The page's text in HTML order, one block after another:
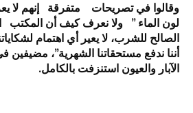
وقالوا في تصريحات متفرقة إنهم لا
لون الماء ” ولا نعرف كيف أن المكتب
الصالح للشرب، لا يعير أي اهتمام
أننا ندفع مستحقاتنا الشهرية”،
الآبار والعيون استنزفت بالكامل.